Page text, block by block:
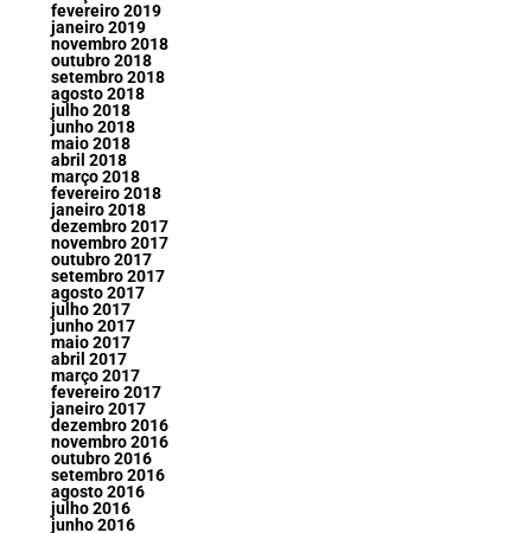
fevereiro 2019
janeiro 2019
novembro 2018
outubro 2018
setembro 2018
agosto 2018
julho 2018
junho 2018
maio 2018
abril 2018
março 2018
fevereiro 2018
janeiro 2018
dezembro 2017
novembro 2017
outubro 2017
setembro 2017
agosto 2017
julho 2017
junho 2017
maio 2017
abril 2017
março 2017
fevereiro 2017
janeiro 2017
dezembro 2016
novembro 2016
outubro 2016
setembro 2016
agosto 2016
julho 2016
junho 2016